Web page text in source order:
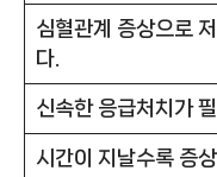
심혈관계 증상으로
다.
신속한 응급처치가
시간이 지날수록 증